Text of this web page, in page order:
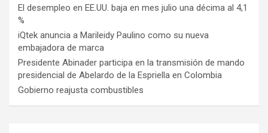
El desempleo en EE.UU. baja en mes julio una décima al 4,1
%
iQtek anuncia a Marileidy Paulino como su nueva
embajadora de marca
Presidente Abinader participa en la transmisión de mando
presidencial de Abelardo de la Espriella en Colombia
Gobierno reajusta combustibles